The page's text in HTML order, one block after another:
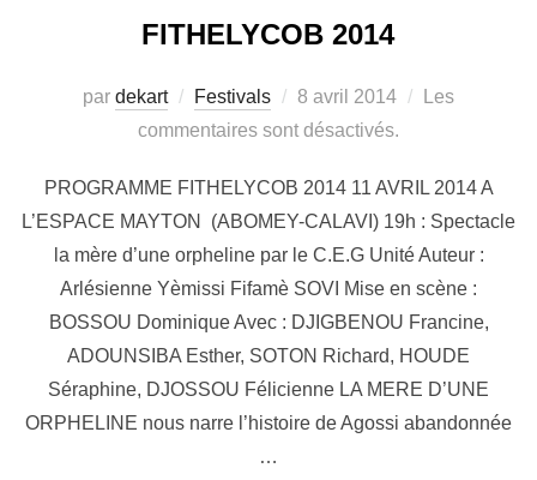
FITHELYCOB 2014
par dekart Festivals 8 avril 2014
Les
commentaires sont désactivés.
PROGRAMME FITHELYCOB 2014 11 AVRIL 2014 A
L’ESPACE MAYTON (ABOMEY-CALAVI) 19h : Spectacle
la mère d’une orpheline par le C.E.G Unité Auteur :
Arlésienne Yèmissi Fifamè SOVI Mise en scène :
BOSSOU Dominique Avec : DJIGBENOU Francine,
ADOUNSIBA Esther, SOTON Richard, HOUDE
Séraphine, DJOSSOU Félicienne LA MERE D’UNE
ORPHELINE nous narre l’histoire de Agossi abandonnée
…